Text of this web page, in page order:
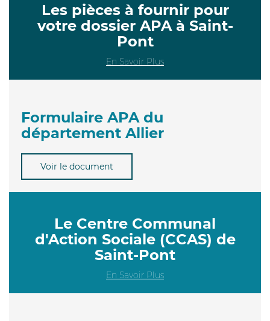
Les pièces à fournir pour
votre dossier APA à Saint-
Pont
En Savoir Plus
Formulaire APA du
département Allier
Voir le document
Le Centre Communal
d'Action Sociale (CCAS) de
Saint-Pont
En Savoir Plus